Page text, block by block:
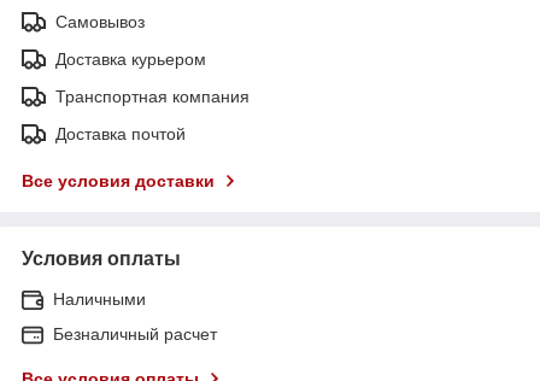
Самовывоз
Доставка курьером
Транспортная компания
Доставка почтой
Все условия доставки
Условия оплаты
Наличными
Безналичный расчет